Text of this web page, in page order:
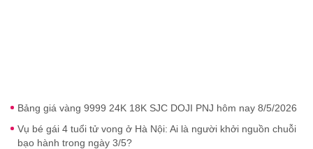
Bảng giá vàng 9999 24K 18K SJC DOJI PNJ hôm nay 8/5/2026
Vụ bé gái 4 tuổi tử vong ở Hà Nội: Ai là người khởi nguồn chuỗi
bạo hành trong ngày 3/5?